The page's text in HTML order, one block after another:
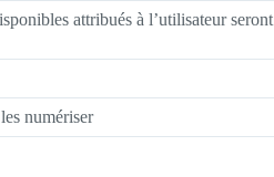
attribués à l’utilisateur seront
numériser